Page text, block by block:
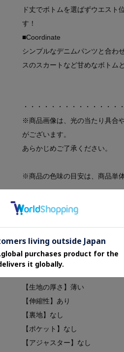
ド丈でボトムを選ばずウエスト
す！
■Coordinate
シンプルなデニムパンツと合わ
スのスカートなど甘めなボトム
・・・・・・・・・・・・・・・
※商品画像は、光の当たり具合
がございます。
あらかじめご了承ください。
※商品の色味の目安は、商品単
※画像の商品はサンプルです。
実際の商品と仕様、加工、サイ
・・・・・・・・・・・・・・・
【生地の厚さ】薄い
【伸縮性】あり
【裏地】なし
【ポケット】なし
【アジャスター】なし